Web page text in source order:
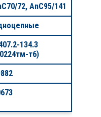
72, AnC95/141
134.3
т6)